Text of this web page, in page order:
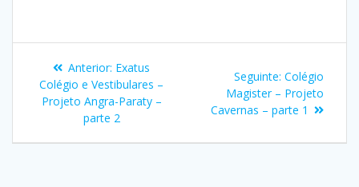
Navegação
Anterior: Post
anterior:
Exatus
Colégio e Vestibulares –
Projeto Angra-Paraty –
parte 2
Seguinte: Post
seguinte:
Colégio
Magister – Projeto
Cavernas – parte 1